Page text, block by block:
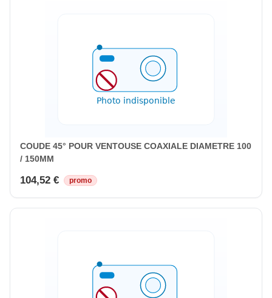
COUDE 45° POUR VENTOUSE COAXIALE DIAMETRE 100
/ 150MM
104,52 € promo